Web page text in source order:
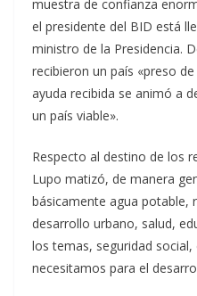
muestra de confianza
el presidente del BID está
ministro de la Presidencia.
recibieron un país «preso
ayuda recibida se animó a
un país viable».
Respecto al destino de los
Lupo matizó, de manera
básicamente agua potable,
desarrollo urbano, salud,
los temas, seguridad
necesitamos para el